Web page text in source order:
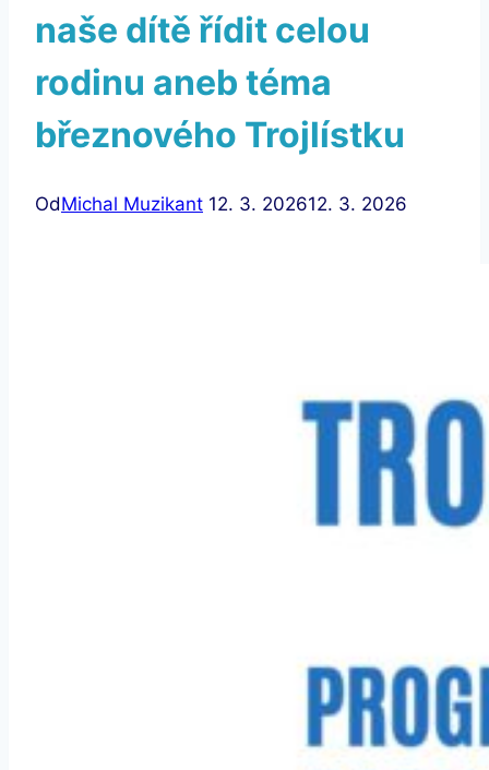
naše dítě řídit celou
rodinu aneb téma
březnového Trojlístku
OdMichal Muzikant 12. 3. 202612. 3. 2026